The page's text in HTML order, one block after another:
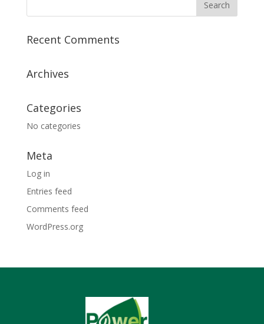
Recent Comments
Archives
Categories
No categories
Meta
Log in
Entries feed
Comments feed
WordPress.org